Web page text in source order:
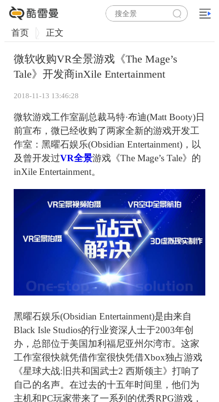
首页 正文
微软收购VR全景游戏《The Mage’s
Tale》开发商inXile Entertainment
2018-11-13 13:46:28
微软游戏工作室副总裁马特·布迪(Matt Booty)日
前宣布，微已经收购了两家全新的游戏开发工
作室：黑曜石娱乐(Obsidian Entertainment)，以
及曾开发过VR全景游戏《The Mage’s Tale》的
inXile Entertainment。
黑曜石娱乐(Obsidian Entertainment)是由来自
Black Isle Studios的行业资深人士于2003年创
办，总部位于美国加利福尼亚州尔湾市。这家
工作室很快就凭借作室很快凭借Xbox独占游戏
《星球大战:旧共和国武士2 西斯领主》打响了
自己的名声。在过去的十五年时间里，他们为
主机和PC玩家带来了一系列的优秀RPG游戏，